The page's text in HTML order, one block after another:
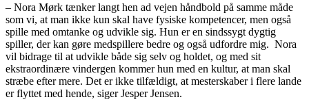
– Nora Mørk tænker langt hen ad vejen håndbold på samme måde
som vi, at man ikke kun skal have fysiske kompetencer, men også
spille med omtanke og udvikle sig. Hun er en sindssygt dygtig
spiller, der kan gøre medspillere bedre og også udfordre mig. Nora
vil bidrage til at udvikle både sig selv og holdet, og med sit
ekstraordinære vindergen kommer hun med en kultur, at man skal
stræbe efter mere. Det er ikke tilfældigt, at mesterskaber i flere lande
er flyttet med hende, siger Jesper Jensen.